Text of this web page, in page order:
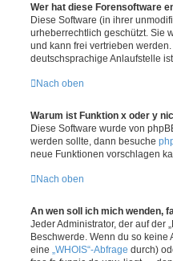
Wer hat diese Forensoftware
Diese Software (in ihrer
urheberrechtlich geschützt. Sie
und kann frei vertrieben
deutschsprachige Anlaufstelle
Nach oben
Warum ist Funktion x oder y
Diese Software wurde von
werden sollte, dann besuche
neue Funktionen vorschlagen
Nach oben
An wen soll ich mich wenden,
Jeder Administrator, der auf der
Beschwerde. Wenn du so keine
eine „WHOIS“-Abfrage durch)